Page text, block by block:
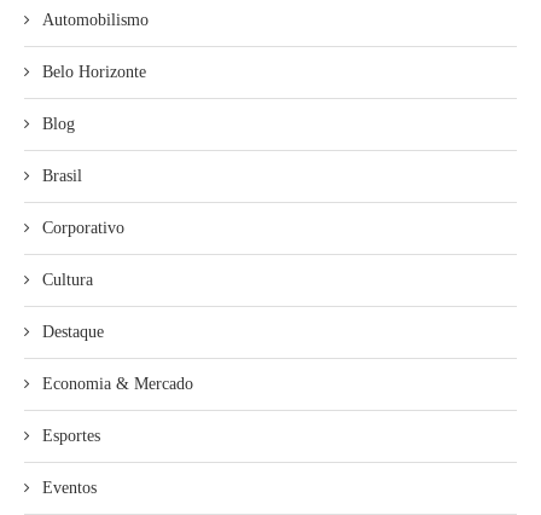
Automobilismo
Belo Horizonte
Blog
Brasil
Corporativo
Cultura
Destaque
Economia & Mercado
Esportes
Eventos